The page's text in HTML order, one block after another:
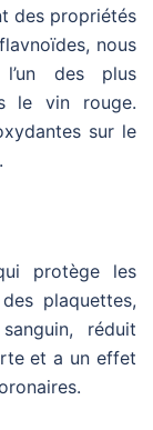
des propriétés
nous
des plus
le vin rouge.
sur le
protège les
plaquettes,
réduit
et a un effet